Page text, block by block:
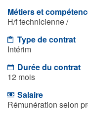
Métiers et
H/f technicienne /
Type de contrat
Intérim
Durée du contrat
12 mois
Salaire
Rémunération selon